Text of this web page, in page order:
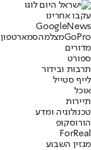
עקבו אחרינו
Googl eNews
GoProמצלמהסמארטפון
מדורים
ספורט
תרבות ובידור
לייף סטייל
אוכל
תיירות
טכנולוגיה ומדע
הורוסקופ
ForReal
מגזין השבוע